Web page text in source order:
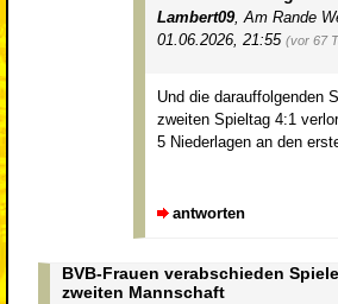
Lambert09,Am Rande
01.06.2026, 21:55 (vor 67
Und die darauffolgenden
zweiten Spieltag 4:1
5 Niederlagen an den
antworten
BVB-Frauen verabschieden
zweiten Mannschaft